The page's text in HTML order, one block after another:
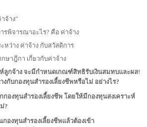
จ้าง”
พิจารณาอะไร? คือ ค่าจ้าง
หว่าง ค่าจ้าง กับสวัสดิการ
ษาฎีกา เกี่ยวกับค่าจ้าง
ห์ลูกจ้าง จะมีกำหนดเกณฑ์สิทธิรับเงินสมทบและผลป
กับกองทุนสำรองเลี้ยงชีพหรือไม่ อย่างไร?
กองทุนสำรองเลี้ยงชีพ โดยให้มีกองทุนสงเคราะห์
?
องทุนสำรองเลี้ยงชีพแล้วต้องเข้า